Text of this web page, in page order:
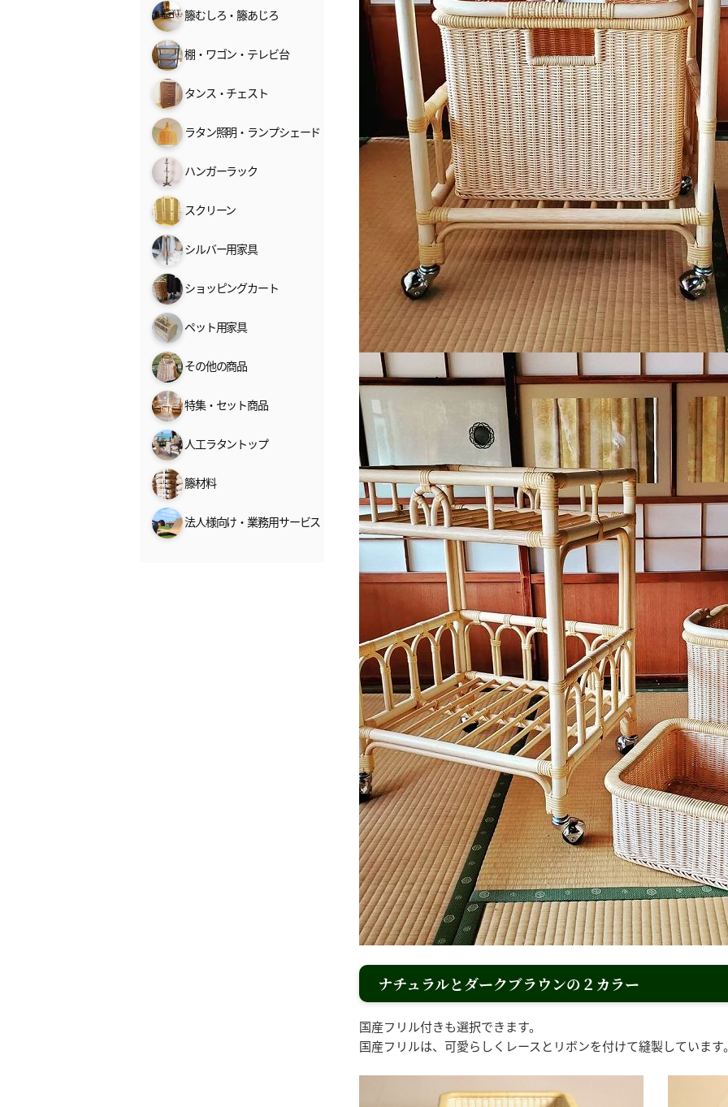
籐むしろ・籐あじろ
棚・ワゴン・テレビ台
タンス・チェスト
ラタン照明・ランプシェード
ハンガーラック
スクリーン
シルバー用家具
ショッピングカート
ペット用家具
その他の商品
特集・セット商品
人工ラタントップ
籐材料
法人様向け・業務用サービス
ナチュラルとダークブラウンの２カラー
国産フリル付きも選択できます。
国産フリルは、可愛らしくレースとリボンを付けて縫製しています